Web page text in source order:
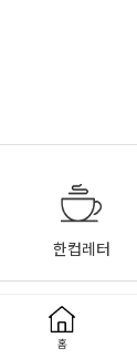
한컵레터
홈